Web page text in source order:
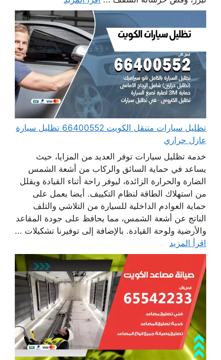
تظليل سيارات متنقل الكويت 66400552 تظليل سيارة
عازل حراري
خدمة تظليل سيارات توفر العديد من المزايا، حيث
يساعد في حماية السائق والركاب من أشعة الشمس
الضارة والحرارة الزائدة، ليوفر راحة أثناء القيادة ويقلل
من استهلاك الطاقة لنظام التكييف. أيضا يعمل على
حماية العوادم الداخلية للسيارة من التلاشي والتلف
الناتج عن أشعة الشمس، مما يحافظ على جودة المقاعد
والأرضية ولوحة القيادة. بالإضافة إلى توفيرنا تشكيلات ...
اقرأ المزيد